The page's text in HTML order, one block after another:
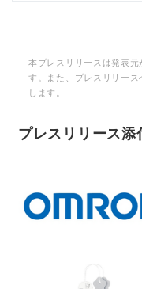
本プレスリリースは発表元
す。また、プレスリリー
します。
プレスリリース添